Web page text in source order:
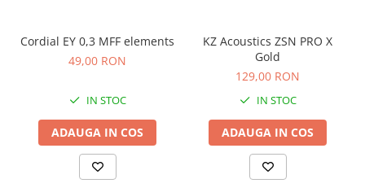
Bare Led
Cabluri de Alimentare
Comenzi si controllere
Ecrane LED
Efecte de lumini
Masini de fum si ceata
Cordial EY 0,3 MFF elements
49,00 RON
IN STOC
ADAUGA IN COS
KZ Acoustics ZSN PRO X
Gold
129,00 RON
IN STOC
ADAUGA IN COS